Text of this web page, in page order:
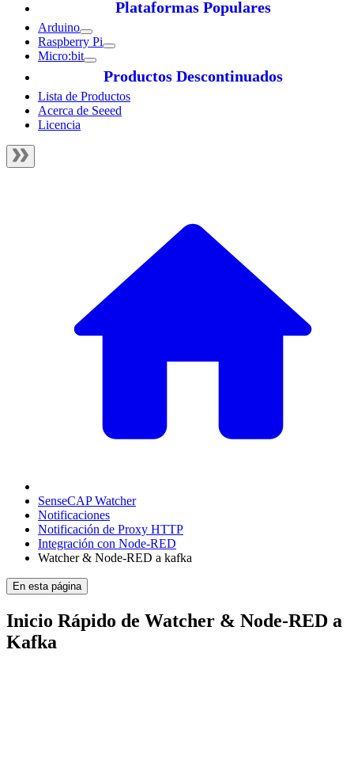
Plataformas Populares
Arduino
Raspberry Pi
Micro:bit
Productos Descontinuados
Lista de Productos
Acerca de Seeed
Licencia
SenseCAP Watcher
Notificaciones
Notificación de Proxy HTTP
Integración con Node-RED
Watcher & Node-RED a kafka
En esta página
Inicio Rápido de Watcher & Node-RED a
Kafka